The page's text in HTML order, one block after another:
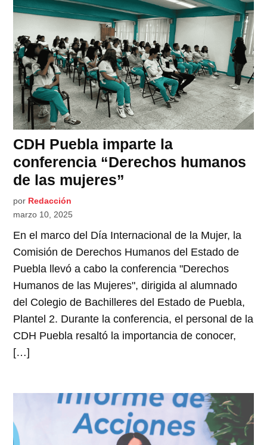
CDH Puebla imparte la
conferencia “Derechos humanos
de las mujeres”
por Redacción
marzo 10, 2025
En el marco del Día Internacional de la Mujer, la
Comisión de Derechos Humanos del Estado de
Puebla llevó a cabo la conferencia "Derechos
Humanos de las Mujeres", dirigida al alumnado
del Colegio de Bachilleres del Estado de Puebla,
Plantel 2. Durante la conferencia, el personal de la
CDH Puebla resaltó la importancia de conocer,
[…]